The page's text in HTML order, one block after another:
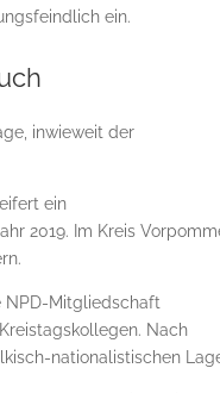
ein.
inwieweit der
ein
2019. Im Kreis
NPD-Mitgliedschaft
Nach
nationalistischen